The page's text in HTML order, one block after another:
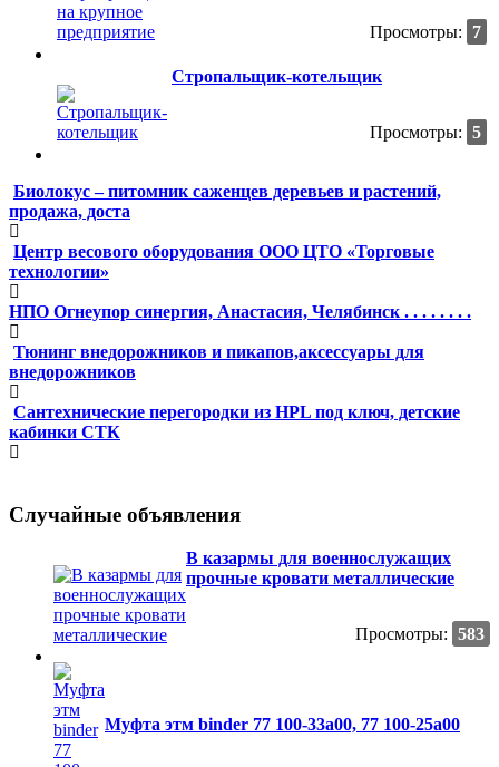
Просмотры: 7
Стропальщик-котельщик
Просмотры: 5
Биолокус – питомник саженцев деревьев и растений,
продажа, доста
Центр весового оборудования ООО ЦТО «Торговые
технологии»
НПО Огнеупор синергия, Анастасия, Челябинск . . . . . . . .
Тюнинг внедорожников и пикапов,аксессуары для
внедорожников
Сантехнические перегородки из HPL под ключ, детские
кабинки СТК
Случайные объявления
В казармы для военнослужащих
прочные кровати металлические
Просмотры: 583
Муфта этм binder 77 100-33a00, 77 100-25a00